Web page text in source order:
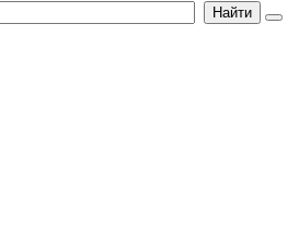
Найти